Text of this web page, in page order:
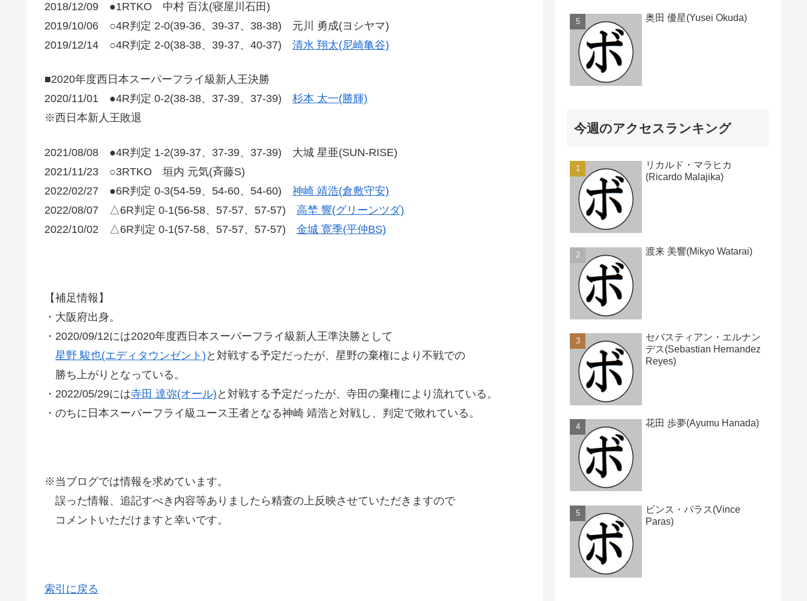
2018/12/09 ●1RTKO 中村 百汰(寝屋川石田)
2019/10/06 ○4R判定 2-0(39-36、39-37、38-38) 元川 勇成(ヨシヤマ)
2019/12/14 ○4R判定 2-0(38-38、39-37、40-37) 清水 翔太(尼崎亀谷)
■2020年度西日本スーパーフライ級新人王決勝
2020/11/01 ●4R判定 0-2(38-38、37-39、37-39) 杉本 太一(勝輝)
※西日本新人王敗退
2021/08/08 ●4R判定 1-2(39-37、37-39、37-39) 大城 星亜(SUN-RISE)
2021/11/23 ○3RTKO 垣内 元気(斉藤S)
2022/02/27 ●6R判定 0-3(54-59、54-60、54-60) 神崎 靖浩(倉敷守安)
2022/08/07 △6R判定 0-1(56-58、57-57、57-57) 高埜 響(グリーンツダ)
2022/10/02 △6R判定 0-1(57-58、57-57、57-57) 金城 寛季(平仲BS)
【補足情報】
・大阪府出身。
・2020/09/12には2020年度西日本スーパーフライ級新人王準決勝として
星野 駿也(エディタウンゼント) と対戦する予定だったが、星野の棄権により不戦での
勝ち上がりとなっている。
・2022/05/29には寺田 達弥(オール) と対戦する予定だったが、寺田の棄権により流れている。
・のちに日本スーパーフライ級ユース王者となる神崎 靖浩と対戦し、判定で敗れている。
※当ブログでは情報を求めています。
誤った情報、追記すべき内容等ありましたら精査の上反映させていただきますので
コメントいただけますと幸いです。
索引に戻る
奥田 優星(Yusei Okuda)
今週のアクセスランキング
リカルド・マラヒカ
(Ricardo Malajika)
渡来 美響(Mikyo Watarai)
セバスティアン・エルナン
デス(Sebastian Hernandez
Reyes)
花田 歩夢(Ayumu Hanada)
ビンス・パラス(Vince
Paras)